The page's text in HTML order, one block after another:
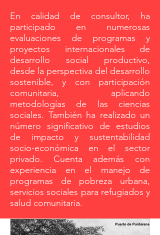
En calidad de consultor, ha
participado en numerosas
evaluaciones de programas y
proyectos internacionales de
desarrollo social productivo,
desde la perspectiva del desarrollo
sostenible, y con participación
comunitaria, aplicando
metodologías de las ciencias
sociales. También ha realizado un
número significativo de estudios
de impacto y sustentabilidad
socio-económica en el sector
privado. Cuenta además con
experiencia en el manejo de
programas de pobreza urbana,
servicios sociales para refugiados y
salud comunitaria.